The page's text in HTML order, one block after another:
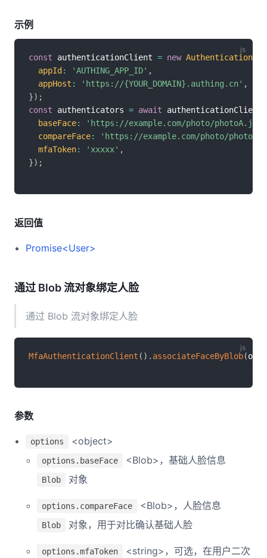
示例
const authenticationClient = new
appId : 'AUTHING_APP_ID' ,
appHost : 'https://{YOUR_DOMAIN}.authing.cn' ,
}) ;
const authenticators = await authenticationClient
baseFace:
'https://example.com/photo/photoA.jpg'
compareFace:
'https://example.com/photo/
mfaToken: 'xxxxx' ,
}) ;
返回值
Promise<User>
通过 Blob 流对象绑定人脸
通过 Blob 流对象绑定人脸
MfaAuthenticationClient ( ) . associateFaceByBlob(
参数
options <object>
options.baseFace <Blob>，基础人脸信息
Blob 对象
options.compareFace <Blob>，人脸信息
Blob 对象，用于对比确认基础人脸
options.mfaToken
<string>，可选，在用户二次